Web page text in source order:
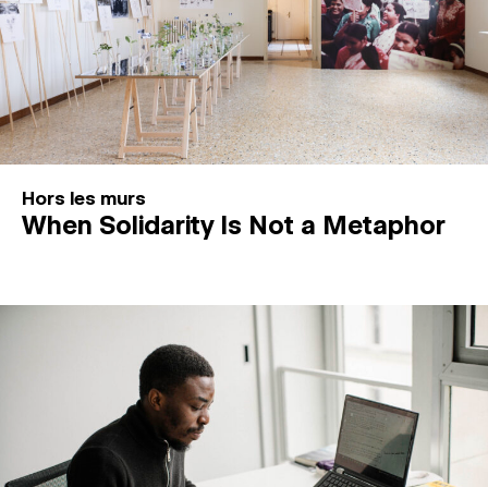
Hors les murs
When Solidarity Is Not a Metaphor